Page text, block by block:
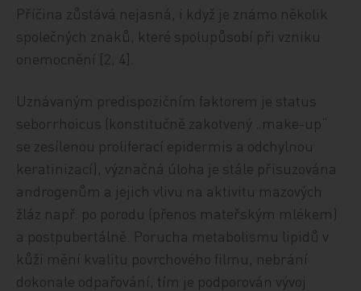
Příčina zůstává nejasná, i když je známo několik
společných znaků, které spolupůsobí při vzniku
onemocnění [2, 4].
Uznávaným predispozičním faktorem je status
seborrhoicus (konstitučně zakotvený „make-up“
se zesílenou proliferací epidermis a odchylnou
keratinizací), význačná úloha je stále přisuzována
androgenům a jejich vlivu na aktivitu mazových
žláz např. po porodu (přenos mateřským mlékem)
a postpubertálně. Porucha metabolismu lipidů v
kůži mění kvalitu povrchového filmu, nebrání
dokonale odpařování, tím je podporován vývoj